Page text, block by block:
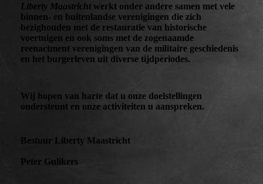
Liberty Maastricht werkt onder andere samen met vele
binnen- en buitenlandse verenigingen die zich
bezighouden met de restauratie van historische
voertuigen en ook soms met de zogenaamde
reenactment verenigingen van de militaire geschiedenis
en het burgerleven uit diverse tijdperiodes.
Wij hopen van harte dat u onze doelstellingen
ondersteunt en onze activiteiten u aanspreken.
Bestuur Liberty Maastricht
Peter Gulikers